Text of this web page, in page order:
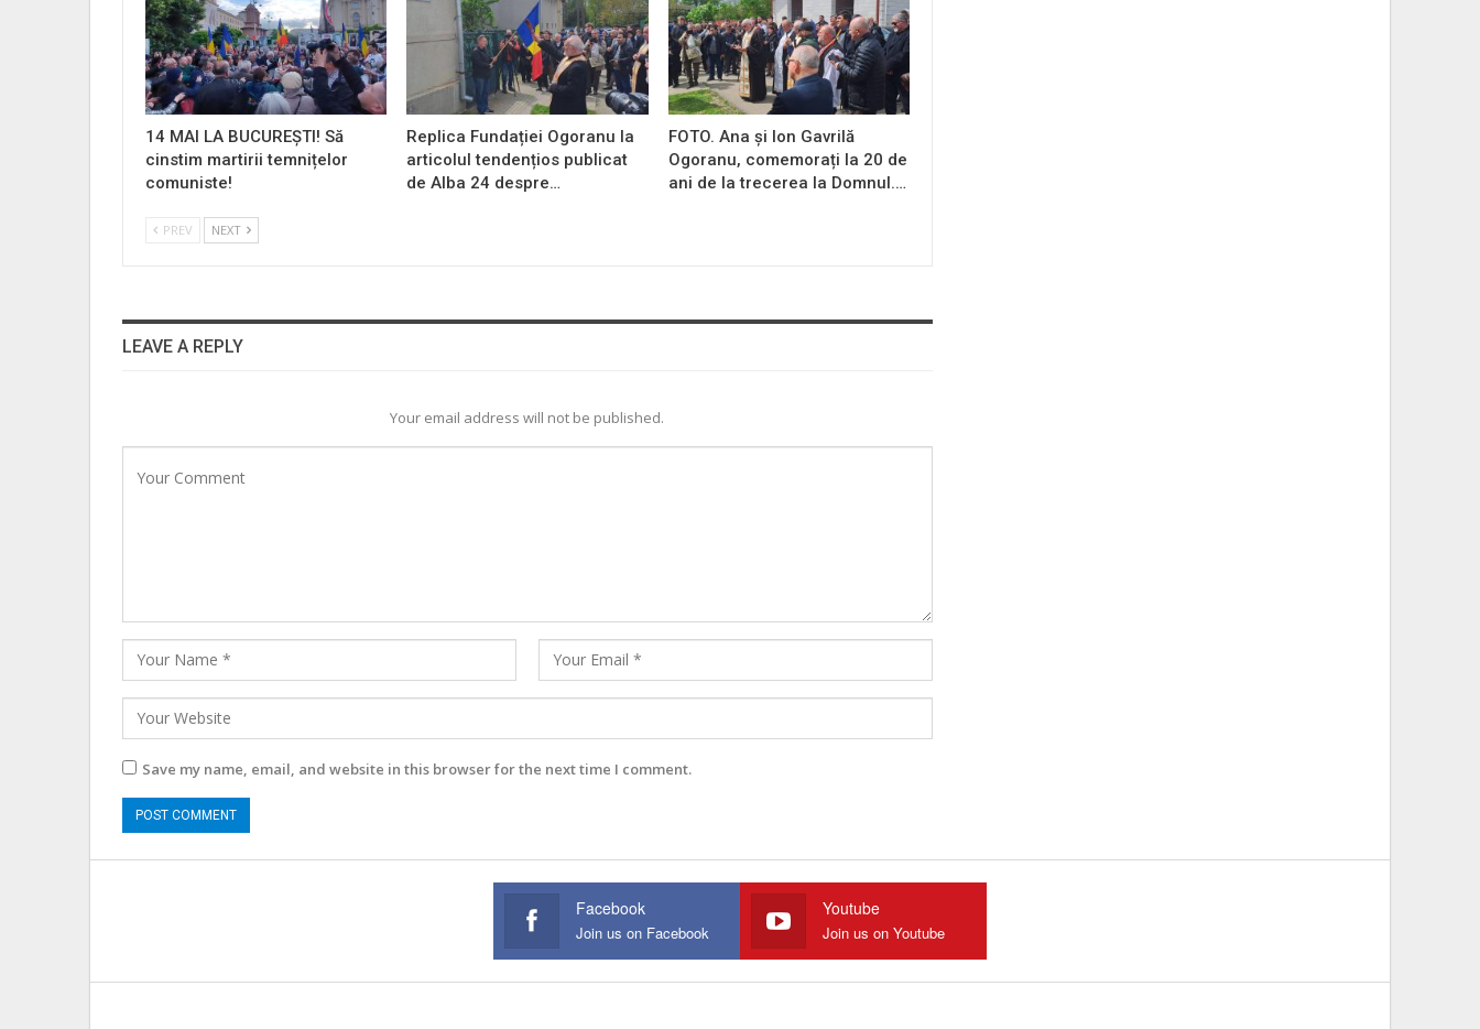
14 MAI LA BUCUREȘTI! Să
cinstim martirii temnițelor
comuniste!
Replica Fundației Ogoranu la
articolul tendențios publicat
de Alba 24 despre…
FOTO. Ana și Ion Gavrilă
Ogoranu, comemorați la 20 de
ani de la trecerea la Domnul.…
PREV NEXT
LEAVE A REPLY
Your email address will not be published.
Save my name, email, and website in this browser for the next time I comment.
Facebook
Join us on Facebook
Youtube
Join us on Youtube